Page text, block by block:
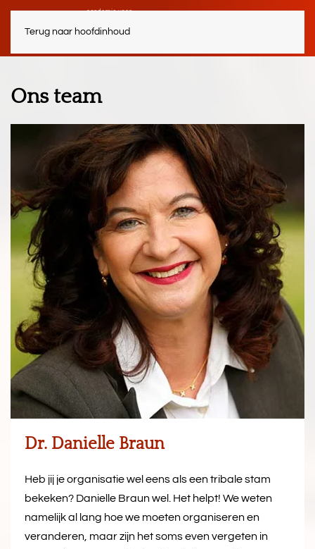
Terug naar hoofdinhoud
Ons team
Dr. Danielle Braun
Heb jij je organisatie wel eens als een tribale stam
bekeken? Danielle Braun wel. Het helpt! We weten
namelijk al lang hoe we moeten organiseren en
veranderen, maar zijn het soms even vergeten in